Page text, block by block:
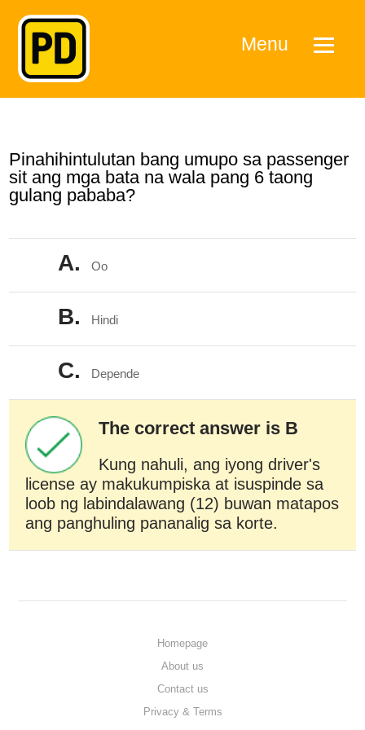
Menu
Pinahihintulutan bang umupo sa passenger
sit ang mga bata na wala pang 6 taong
gulang pababa?
A. Oo
B. Hindi
C. Depende
The correct answer is B
Kung nahuli, ang iyong driver's
license ay makukumpiska at isuspinde sa
loob ng labindalawang (12) buwan matapos
ang panghuling pananalig sa korte.
Homepage
About us
Contact us
Privacy & Terms